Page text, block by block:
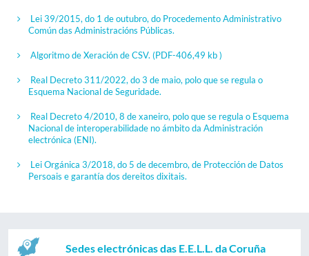
Lei 39/2015, do 1 de outubro, do Procedemento Administrativo
Común das Administracións Públicas.
Algoritmo de Xeración de CSV. (PDF-406,49 kb )
Real Decreto 311/2022, do 3 de maio, polo que se regula o
Esquema Nacional de Seguridade.
Real Decreto 4/2010, 8 de xaneiro, polo que se regula o Esquema
Nacional de interoperabilidade no ámbito da Administración
electrónica (ENI).
Lei Orgánica 3/2018, do 5 de decembro, de Protección de Datos
Persoais e garantía dos dereitos dixitais.
Sedes electrónicas das E.E.L.L. da Coruña